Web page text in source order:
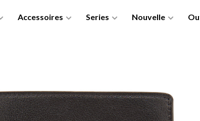
Accessoires Series Nouvelle